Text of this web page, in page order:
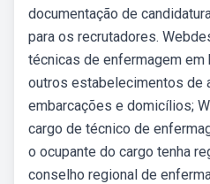
documentação de
para os recrutadores.
técnicas de enfermagem
outros estabelecimentos de
embarcações e domicílios;
cargo de técnico de
o ocupante do cargo tenha
conselho regional de